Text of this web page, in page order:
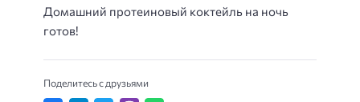
Домашний протеиновый коктейль на ночь
готов!
Поделитесь с друзьями